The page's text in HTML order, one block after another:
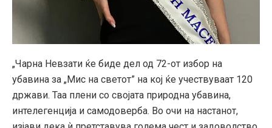
„Чарна Невзати ќе биде дел од 72-от избор на
убавина за „Мис на светот” на кој ќе учествуваат 120
држави. Таа плени со својата природна убавина,
интелегенција и самодоверба. Во очи на настанот,